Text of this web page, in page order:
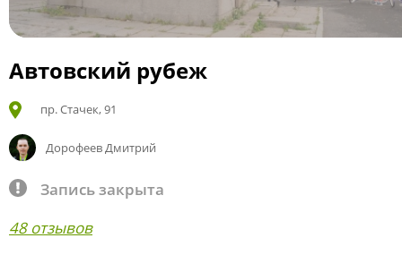
Автовский рубеж
пр. Стачек, 91
Дорофеев Дмитрий
Запись закрыта
48 отзывов